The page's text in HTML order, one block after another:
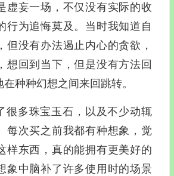
虚妄一场，不仅没有实际的收
行为追悔莫及。当时我知道自
但没有办法遏止内心的贪欲，
想回到当下，但是没有方法回
种种幻想之间来回跳转。
很多珠宝玉石，以及不少动辄
每次买之前我都有种想象，觉
样东西，真的能拥有更美好的
象中脑补了许多使用时的场景